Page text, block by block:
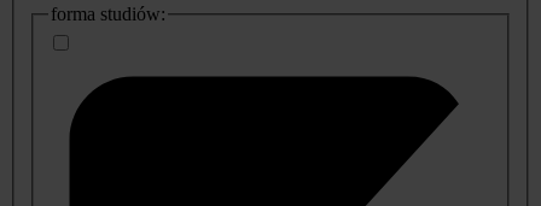
dodatkowe
informacje
forma studiów: